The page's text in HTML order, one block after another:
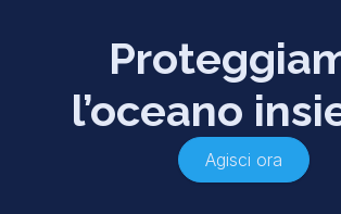
l’oceano
Agisci ora